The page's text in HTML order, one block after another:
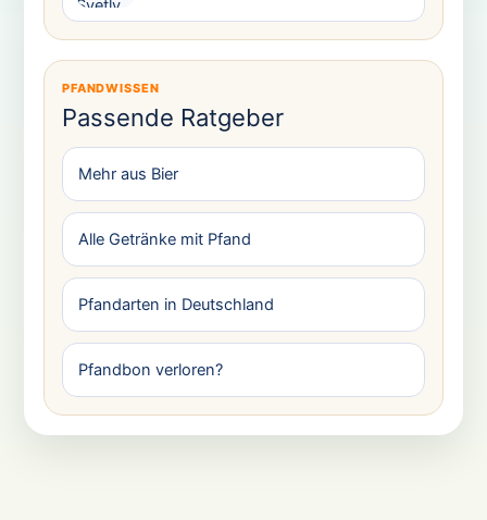
PFANDWISSEN
Passende Ratgeber
Mehr aus Bier
Alle Getränke mit Pfand
Pfandarten in Deutschland
Pfandbon verloren?